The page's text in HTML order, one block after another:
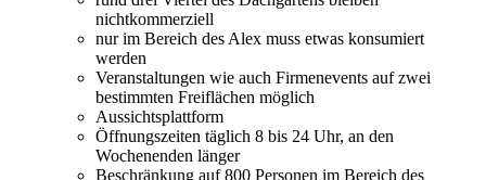
nichtkommerziell
nur im Bereich des Alex muss etwas konsumiert
werden
Veranstaltungen wie auch Firmenevents auf zwei
bestimmten Freiflächen möglich
Aussichtsplattform
Öffnungszeiten täglich 8 bis 24 Uhr, an den
Wochenenden länger
Beschränkung auf 800 Personen im Bereich des